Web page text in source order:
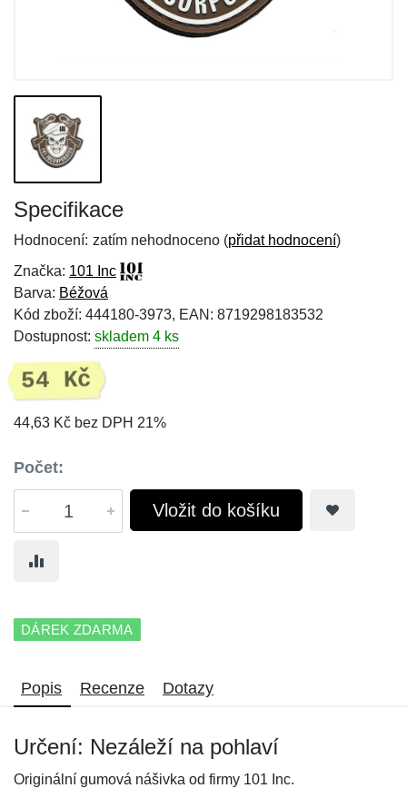
Specifikace
Hodnocení: zatím nehodnoceno (přidat hodnocení)
Značka: 101 Inc
Barva: Béžová
Kód zboží: 444180-3973, EAN: 8719298183532
Dostupnost: skladem 4 ks
54 Kč
44,63 Kč bez DPH 21%
Počet:
Vložit do košíku
DÁREK ZDARMA
Popis Recenze Dotazy
Určení: Nezáleží na pohlaví
Originální gumová nášivka od firmy 101 Inc.